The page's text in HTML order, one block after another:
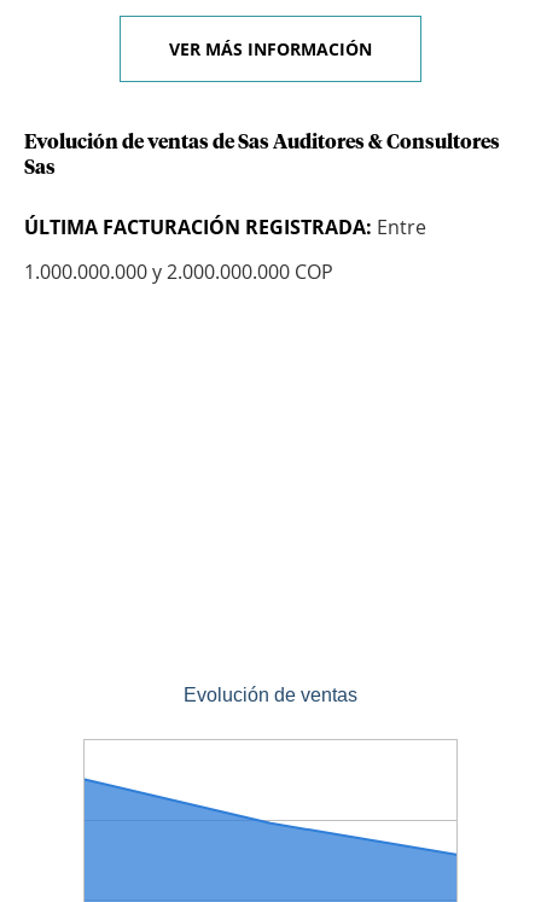
VER MÁS INFORMACIÓN
Evolución de ventas de Sas Auditores & Consultores
Sas
ÚLTIMA FACTURACIÓN REGISTRADA: Entre
1.000.000.000 y 2.000.000.000 COP
Evolución de ventas